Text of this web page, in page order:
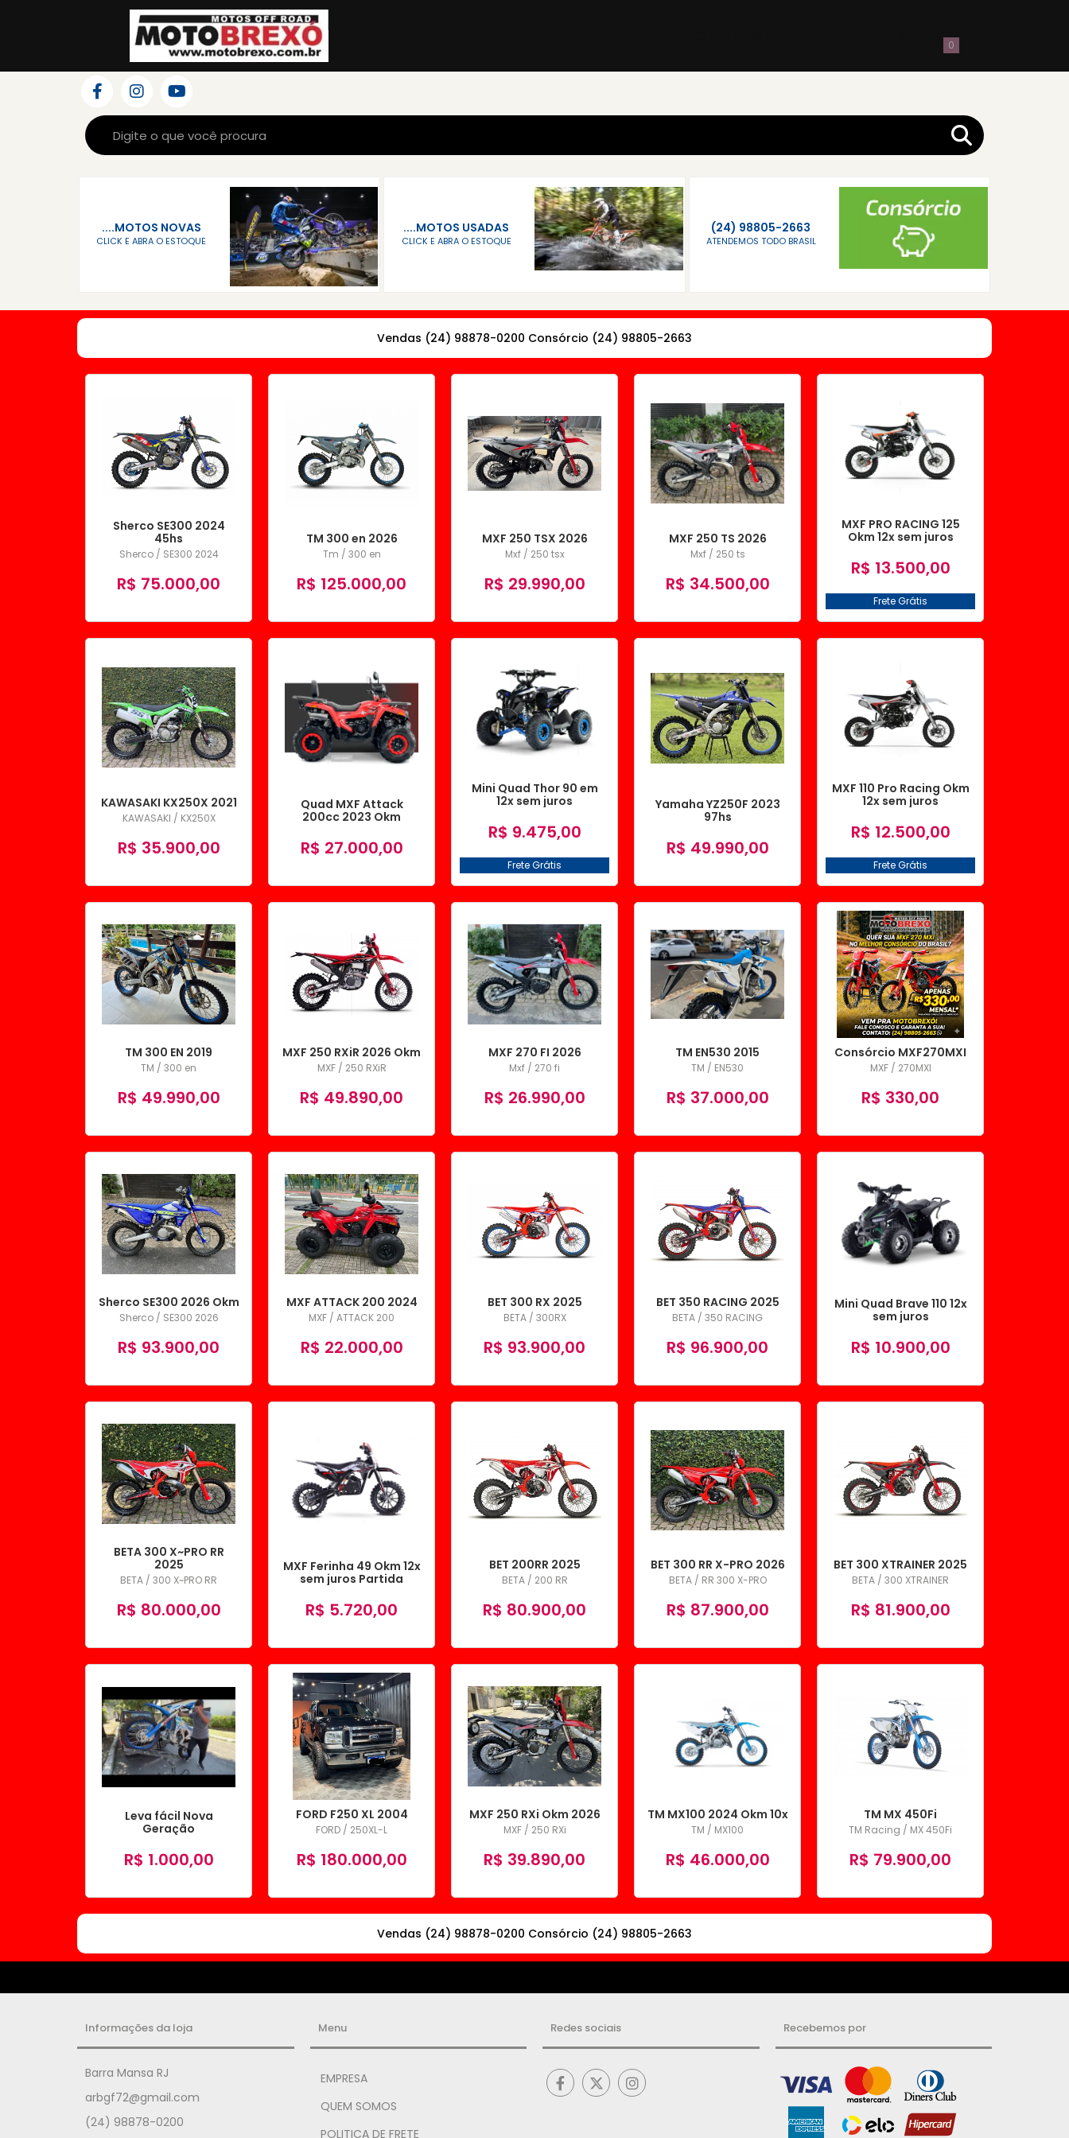
0
....MOTOS NOVAS
CLICK E ABRA O ESTOQUE
....MOTOS USADAS
CLICK E ABRA O ESTOQUE
(24) 98805-2663
ATENDEMOS TODO BRASIL
Vendas (24) 98878-0200 Consórcio (24) 98805-2663
Sherco SE300 2024
45hs
Sherco / SE300 2024
R$ 75.000,00
TM 300 en 2026
Tm / 300 en
R$ 125.000,00
MXF 250 TSX 2026
Mxf / 250 tsx
R$ 29.990,00
MXF 250 TS 2026
Mxf / 250 ts
R$ 34.500,00
MXF PRO RACING 125
Okm 12x sem juros
R$ 13.500,00
Frete Grátis
KAWASAKI KX250X 2021
KAWASAKI / KX250X
R$ 35.900,00
Quad MXF Attack
200cc 2023 Okm
R$ 27.000,00
Mini Quad Thor 90 em
12x sem juros
R$ 9.475,00
Frete Grátis
Yamaha YZ250F 2023
97hs
R$ 49.990,00
MXF 110 Pro Racing Okm
12x sem juros
R$ 12.500,00
Frete Grátis
TM 300 EN 2019
TM / 300 en
R$ 49.990,00
MXF 250 RXiR 2026 Okm
MXF / 250 RXiR
R$ 49.890,00
MXF 270 FI 2026
Mxf / 270 fi
R$ 26.990,00
TM EN530 2015
TM / EN530
R$ 37.000,00
Consórcio MXF270MXI
MXF / 270MXI
R$ 330,00
Sherco SE300 2026 Okm
Sherco / SE300 2026
R$ 93.900,00
MXF ATTACK 200 2024
MXF / ATTACK 200
R$ 22.000,00
BET 300 RX 2025
BETA / 300RX
R$ 93.900,00
BET 350 RACING 2025
BETA / 350 RACING
R$ 96.900,00
Mini Quad Brave 110 12x
sem juros
R$ 10.900,00
BETA 300 X~PRO RR
2025
BETA / 300 X~PRO RR
R$ 80.000,00
MXF Ferinha 49 Okm 12x
sem juros Partida
R$ 5.720,00
BET 200RR 2025
BETA / 200 RR
R$ 80.900,00
BET 300 RR X-PRO 2026
BETA / RR 300 X-PRO
R$ 87.900,00
BET 300 XTRAINER 2025
BETA / 300 XTRAINER
R$ 81.900,00
Leva fácil Nova
Geração
R$ 1.000,00
FORD F250 XL 2004
FORD / 250XL-L
R$ 180.000,00
MXF 250 RXi Okm 2026
MXF / 250 RXi
R$ 39.890,00
TM MX100 2024 Okm 10x
TM / MX100
R$ 46.000,00
TM MX 450Fi
TM Racing / MX 450Fi
R$ 79.900,00
Vendas (24) 98878-0200 Consórcio (24) 98805-2663
Informações da loja
Barra Mansa RJ
arbgf72@gmail.com
(24) 98878-0200
Menu
EMPRESA
QUEM SOMOS
POLITICA DE FRETE
Redes sociais Recebemos por